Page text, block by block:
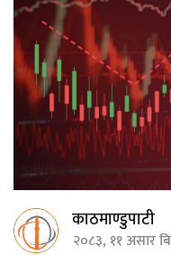
काठमाण्डुपाटी
२०८३, ११ असार